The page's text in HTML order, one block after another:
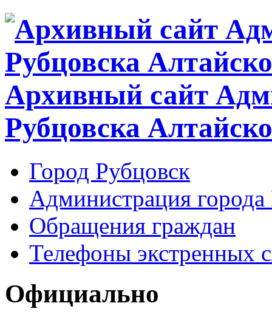
Архивный сайт
Рубцовска
Город Рубцовск
Администрация города
Обращения граждан
Телефоны экстренных
Официально